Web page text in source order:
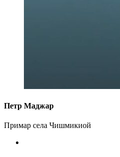
Петр Маджар
Примар села Чишмикиой